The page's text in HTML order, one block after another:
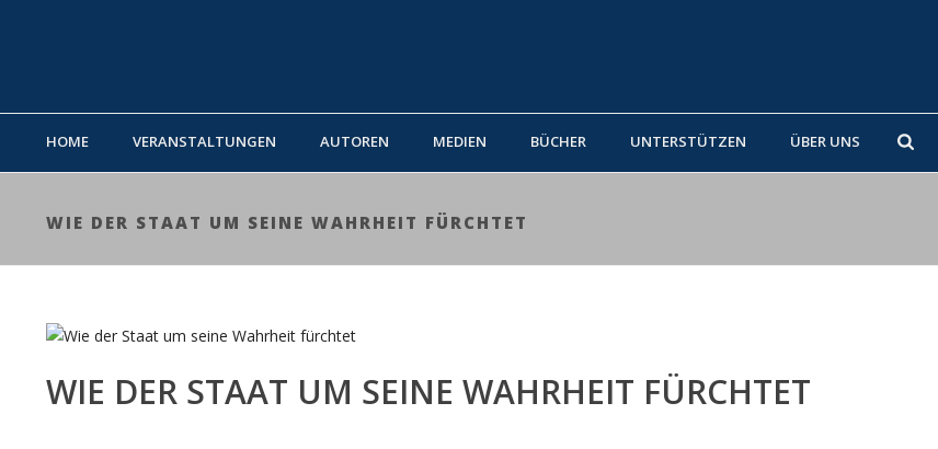
HOME VERANSTALTUNGEN AUTOREN MEDIEN BÜCHER UNTERSTÜTZEN ÜBER UNS
WIE DER STAAT UM SEINE WAHRHEIT FÜRCHTET
WIE DER STAAT UM SEINE WAHRHEIT FÜRCHTET